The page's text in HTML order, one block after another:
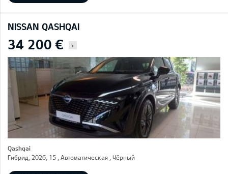
NISSAN QASHQAI
34 200 € i
Qashqai
Гибрид, 2026, 15 , Автоматическая , Чёрный